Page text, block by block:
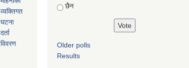
व्यक्तिगत
घटना
दर्ता
विवरण
छैन
Older polls
Results